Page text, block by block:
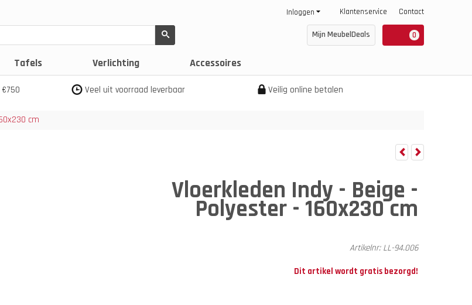
Klantenservice Contact
Inloggen
0
Mijn MeubelDeals
Tafels Verlichting Accessoires
Veel uit voorraad leverbaar Veilig online betalen
cm
Vloerkleden Indy - Beige -
Polyester - 160x230 cm
Artikelnr: LL-94.006
Dit artikel wordt gratis bezorgd!